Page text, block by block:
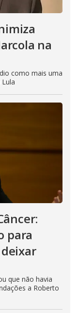
na
como mais uma
para
que não havia
a Roberto